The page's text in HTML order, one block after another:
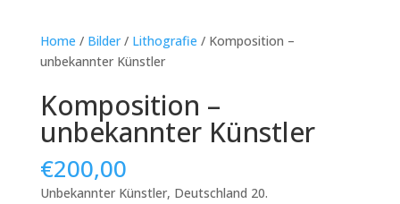
Home / Bilder/ Lithografie / Komposition –
unbekannter Künstler
Komposition –
unbekannter Künstler
€200,00
Unbekannter Künstler, Deutschland 20.